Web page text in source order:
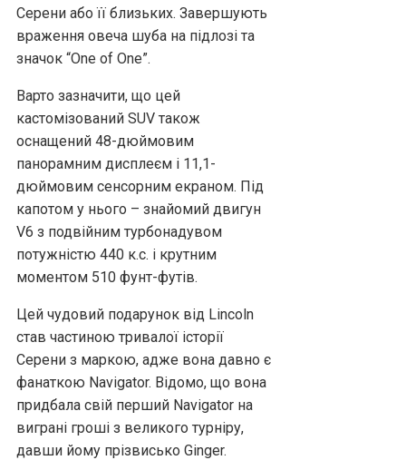
Серени або її близьких. Завершують
враження овеча шуба на підлозі та
значок “One of One”.
Варто зазначити, що цей
кастомізований SUV також
оснащений 48-дюймовим
панорамним дисплеєм і 11,1-
дюймовим сенсорним екраном. Під
капотом у нього – знайомий двигун
V6 з подвійним турбонадувом
потужністю 440 к.с. і крутним
моментом 510 фунт-футів.
Цей чудовий подарунок від Lincoln
став частиною тривалої історії
Серени з маркою, адже вона давно є
фанаткою Navigator. Відомо, що вона
придбала свій перший Navigator на
виграні гроші з великого турніру,
давши йому прізвисько Ginger.